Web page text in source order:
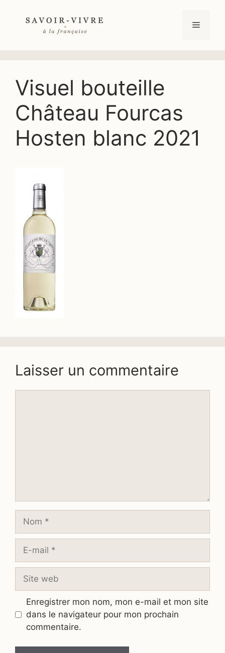
Menu
Visuel bouteille
Château Fourcas
Hosten blanc 2021
Laisser un commentaire
Nom
Site
Enregistrer mon nom, mon e-mail et mon site
dans le navigateur pour mon prochain
commentaire.